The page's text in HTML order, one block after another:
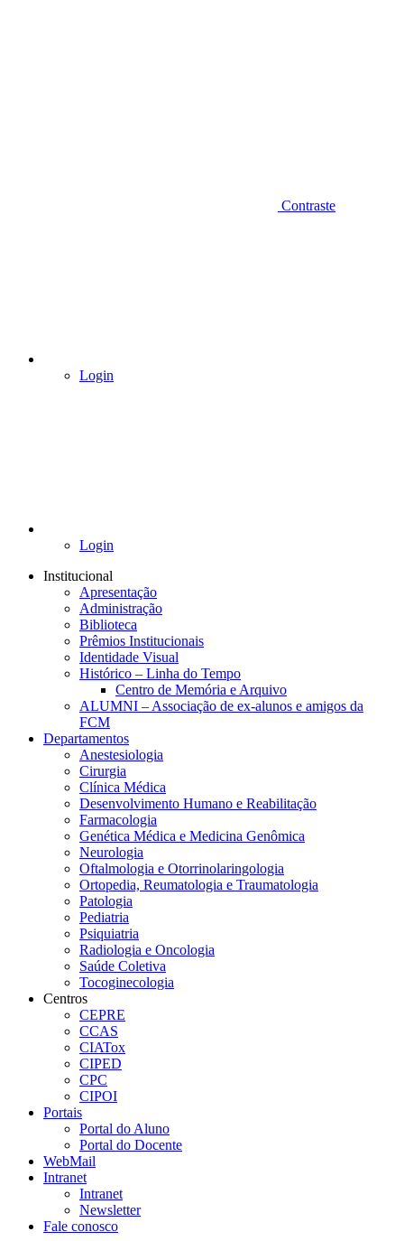
Contraste
Login
Login
Institucional
Apresentação
Administração
Biblioteca
Prêmios Institucionais
Identidade Visual
Histórico – Linha do Tempo
Centro de Memória e Arquivo
ALUMNI – Associação de ex-alunos e amigos da
FCM
Departamentos
Anestesiologia
Cirurgia
Clínica Médica
Desenvolvimento Humano e Reabilitação
Farmacologia
Genética Médica e Medicina Genômica
Neurologia
Oftalmologia e Otorrinolaringologia
Ortopedia, Reumatologia e Traumatologia
Patologia
Pediatria
Psiquiatria
Radiologia e Oncologia
Saúde Coletiva
Tocoginecologia
Centros
CEPRE
CCAS
CIATox
CIPED
CPC
CIPOI
Portais
Portal do Aluno
Portal do Docente
WebMail
Intranet
Intranet
Newsletter
Fale conosco